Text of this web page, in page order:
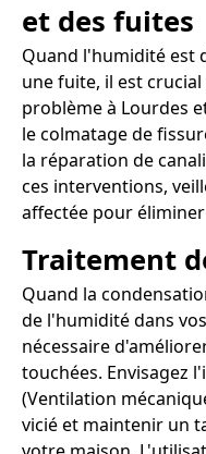
et des fuites
Quand l'humidité est
une fuite, il est
problème à Lourdes
le colmatage de
la réparation de
ces interventions,
affectée pour
Traitement
Quand la
de l'humidité dans
nécessaire
touchées. Envisagez
(Ventilation
vicié et maintenir un